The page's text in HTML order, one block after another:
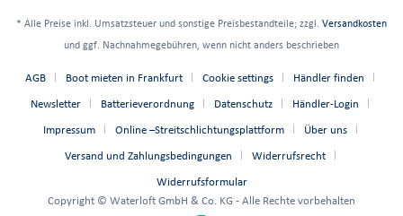
* Alle Preise inkl. Umsatzsteuer und sonstige Preisbestandteile; zzgl. Versandkosten
und ggf. Nachnahmegebühren, wenn nicht anders beschrieben
AGB Boot mieten in Frankfurt Cookie settings Händler finden
Newsletter Batterieverordnung Datenschutz Händler-Login
Impressum Online –Streitschlichtungsplattform Über uns
Versand und Zahlungsbedingungen Widerrufsrecht
Widerrufsformular
Copyright © Waterloft GmbH & Co. KG - Alle Rechte vorbehalten